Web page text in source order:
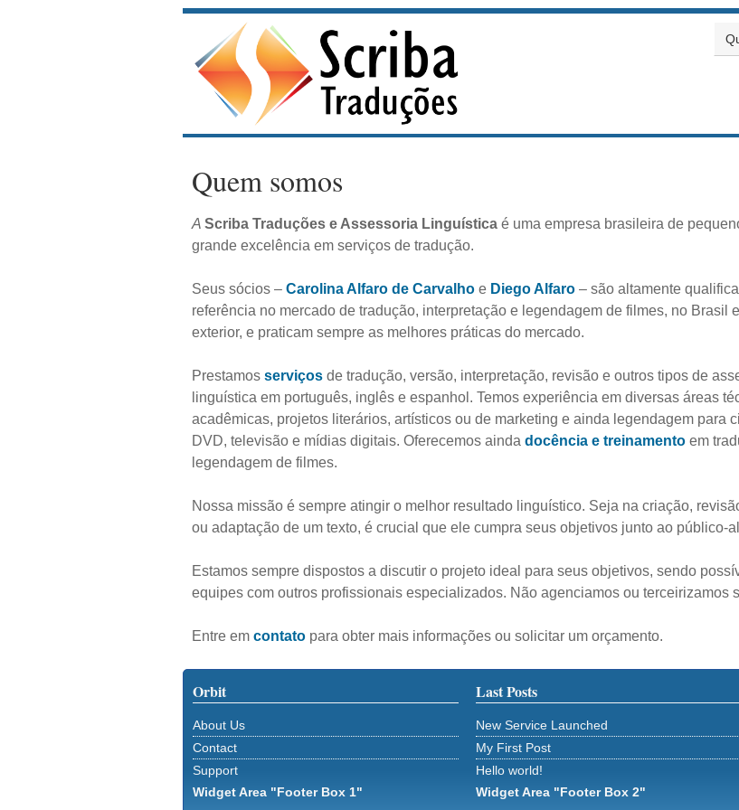
Quem somos
A Scriba Traduções e Assessoria Linguística é uma empresa brasileira de
grande excelência em serviços de tradução.
Seus sócios – Carolina Alfaro de Carvalho e Diego Alfaro– são altamente
referência no mercado de tradução, interpretação e legendagem de filmes, no Brasil
exterior, e praticam sempre as melhores práticas do mercado.
Prestamos serviçosde tradução, versão, interpretação, revisão e outros tipos de
linguística em português, inglês e espanhol. Temos experiência em diversas áreas
acadêmicas, projetos literários, artísticos ou de marketing e ainda legendagem para
DVD, televisão e mídias digitais. Oferecemos ainda docência e treinamentoem
legendagem de filmes.
Nossa missão é sempre atingir o melhor resultado linguístico. Seja na criação,
ou adaptação de um texto, é crucial que ele cumpra seus objetivos junto ao público-
Estamos sempre dispostos a discutir o projeto ideal para seus objetivos, sendo
equipes com outros profissionais especializados. Não agenciamos ou terceirizamos
Entre em contatopara obter mais informações ou solicitar um orçamento.
Orbit
About Us
Contact
Support
Widget Area "Footer Box 1"
Last Posts
New Service Launched
My First Post
Hello world!
Widget Area "Footer Box 2"